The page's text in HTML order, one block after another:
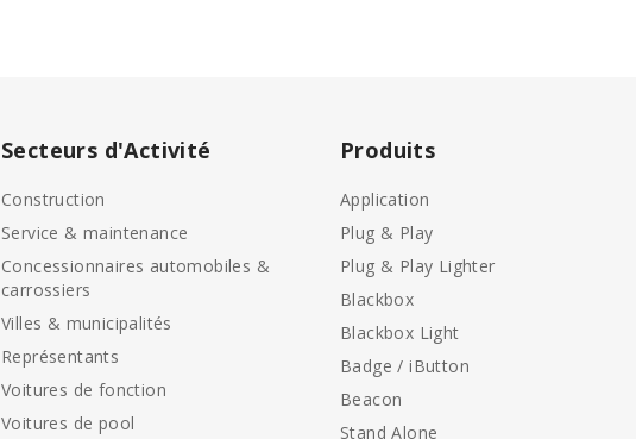
Secteurs d'Activité
Construction
Service & maintenance
Concessionnaires automobiles &
carrossiers
Villes & municipalités
Représentants
Voitures de fonction
Voitures de pool
Produits
Application
Plug & Play
Plug & Play Lighter
Blackbox
Blackbox Light
Badge / iButton
Beacon
Stand Alone